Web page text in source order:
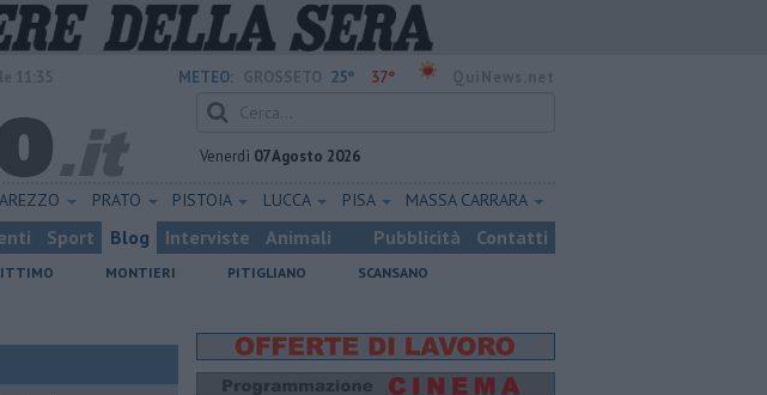
METEO: 25° 37°
Venerdì 07 Agosto 2026
AREZZO PRATO PISTOIA LUCCA PISA MASSA CARRARA
Sport Blog Interviste Animali Pubblicità Contatti
MONTIERI PITIGLIANO
SCANSANO